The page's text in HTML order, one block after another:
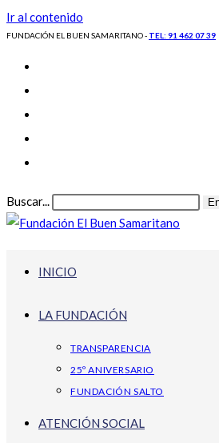
Ir al contenido
FUNDACIÓN EL BUEN SAMARITANO - TEL: 91 462 07 39
Buscar...
INICIO
LA FUNDACIÓN
TRANSPARENCIA
25º ANIVERSARIO
FUNDACIÓN SALTO
ATENCIÓN SOCIAL